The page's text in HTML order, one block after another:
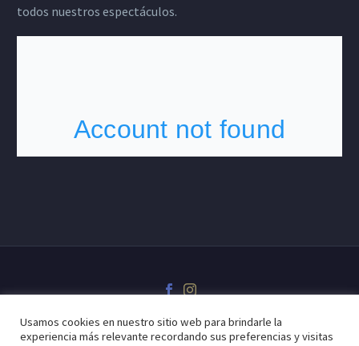
todos nuestros espectáculos.
Usamos cookies en nuestro sitio web para brindarle la
experiencia más relevante recordando sus preferencias y visitas